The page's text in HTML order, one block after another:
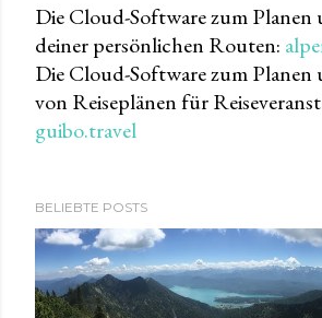
Die Cloud-Software zum Planen
deiner persönlichen Routen:
Die Cloud-Software zum Planen
von Reiseplänen für
guibo.travel
BELIEBTE POSTS